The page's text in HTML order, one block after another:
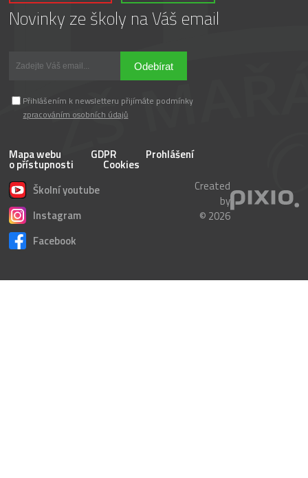
Novinky ze školy na Váš email
Odebírat
Přihlášením k newsletteru přijímáte podmínky
zpracováním osobních údajů
Mapa webu GDPR Prohlášení
o přístupnosti
Cookies
Školní youtube
Instagram
Facebook
Created
by
© 2026